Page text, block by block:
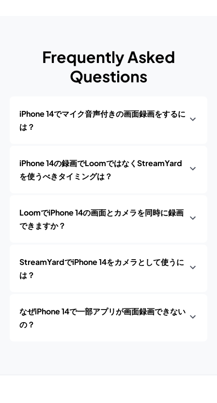
Frequently Asked
Questions
iPhone 14でマイク音声付きの画面録画をするに
は？
iPhone 14の録画でLoomではなくStreamYard
を使うべきタイミングは？
LoomでiPhone 14の画面とカメラを同時に録画
できますか？
StreamYardでiPhone 14をカメラとして使うに
は？
なぜiPhone 14で一部アプリが画面録画できない
の？